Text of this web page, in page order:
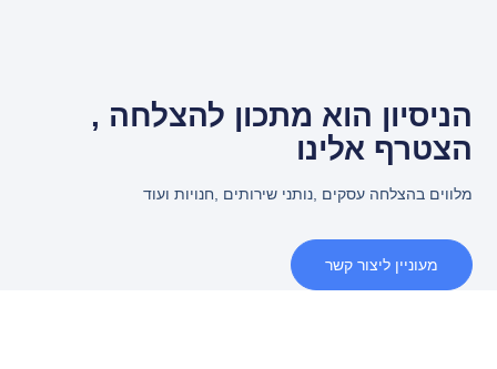
הניסיון הוא מתכון להצלחה ,
הצטרף אלינו
מלווים בהצלחה עסקים ,נותני שירותים ,חנויות ועוד
מעוניין ליצור קשר